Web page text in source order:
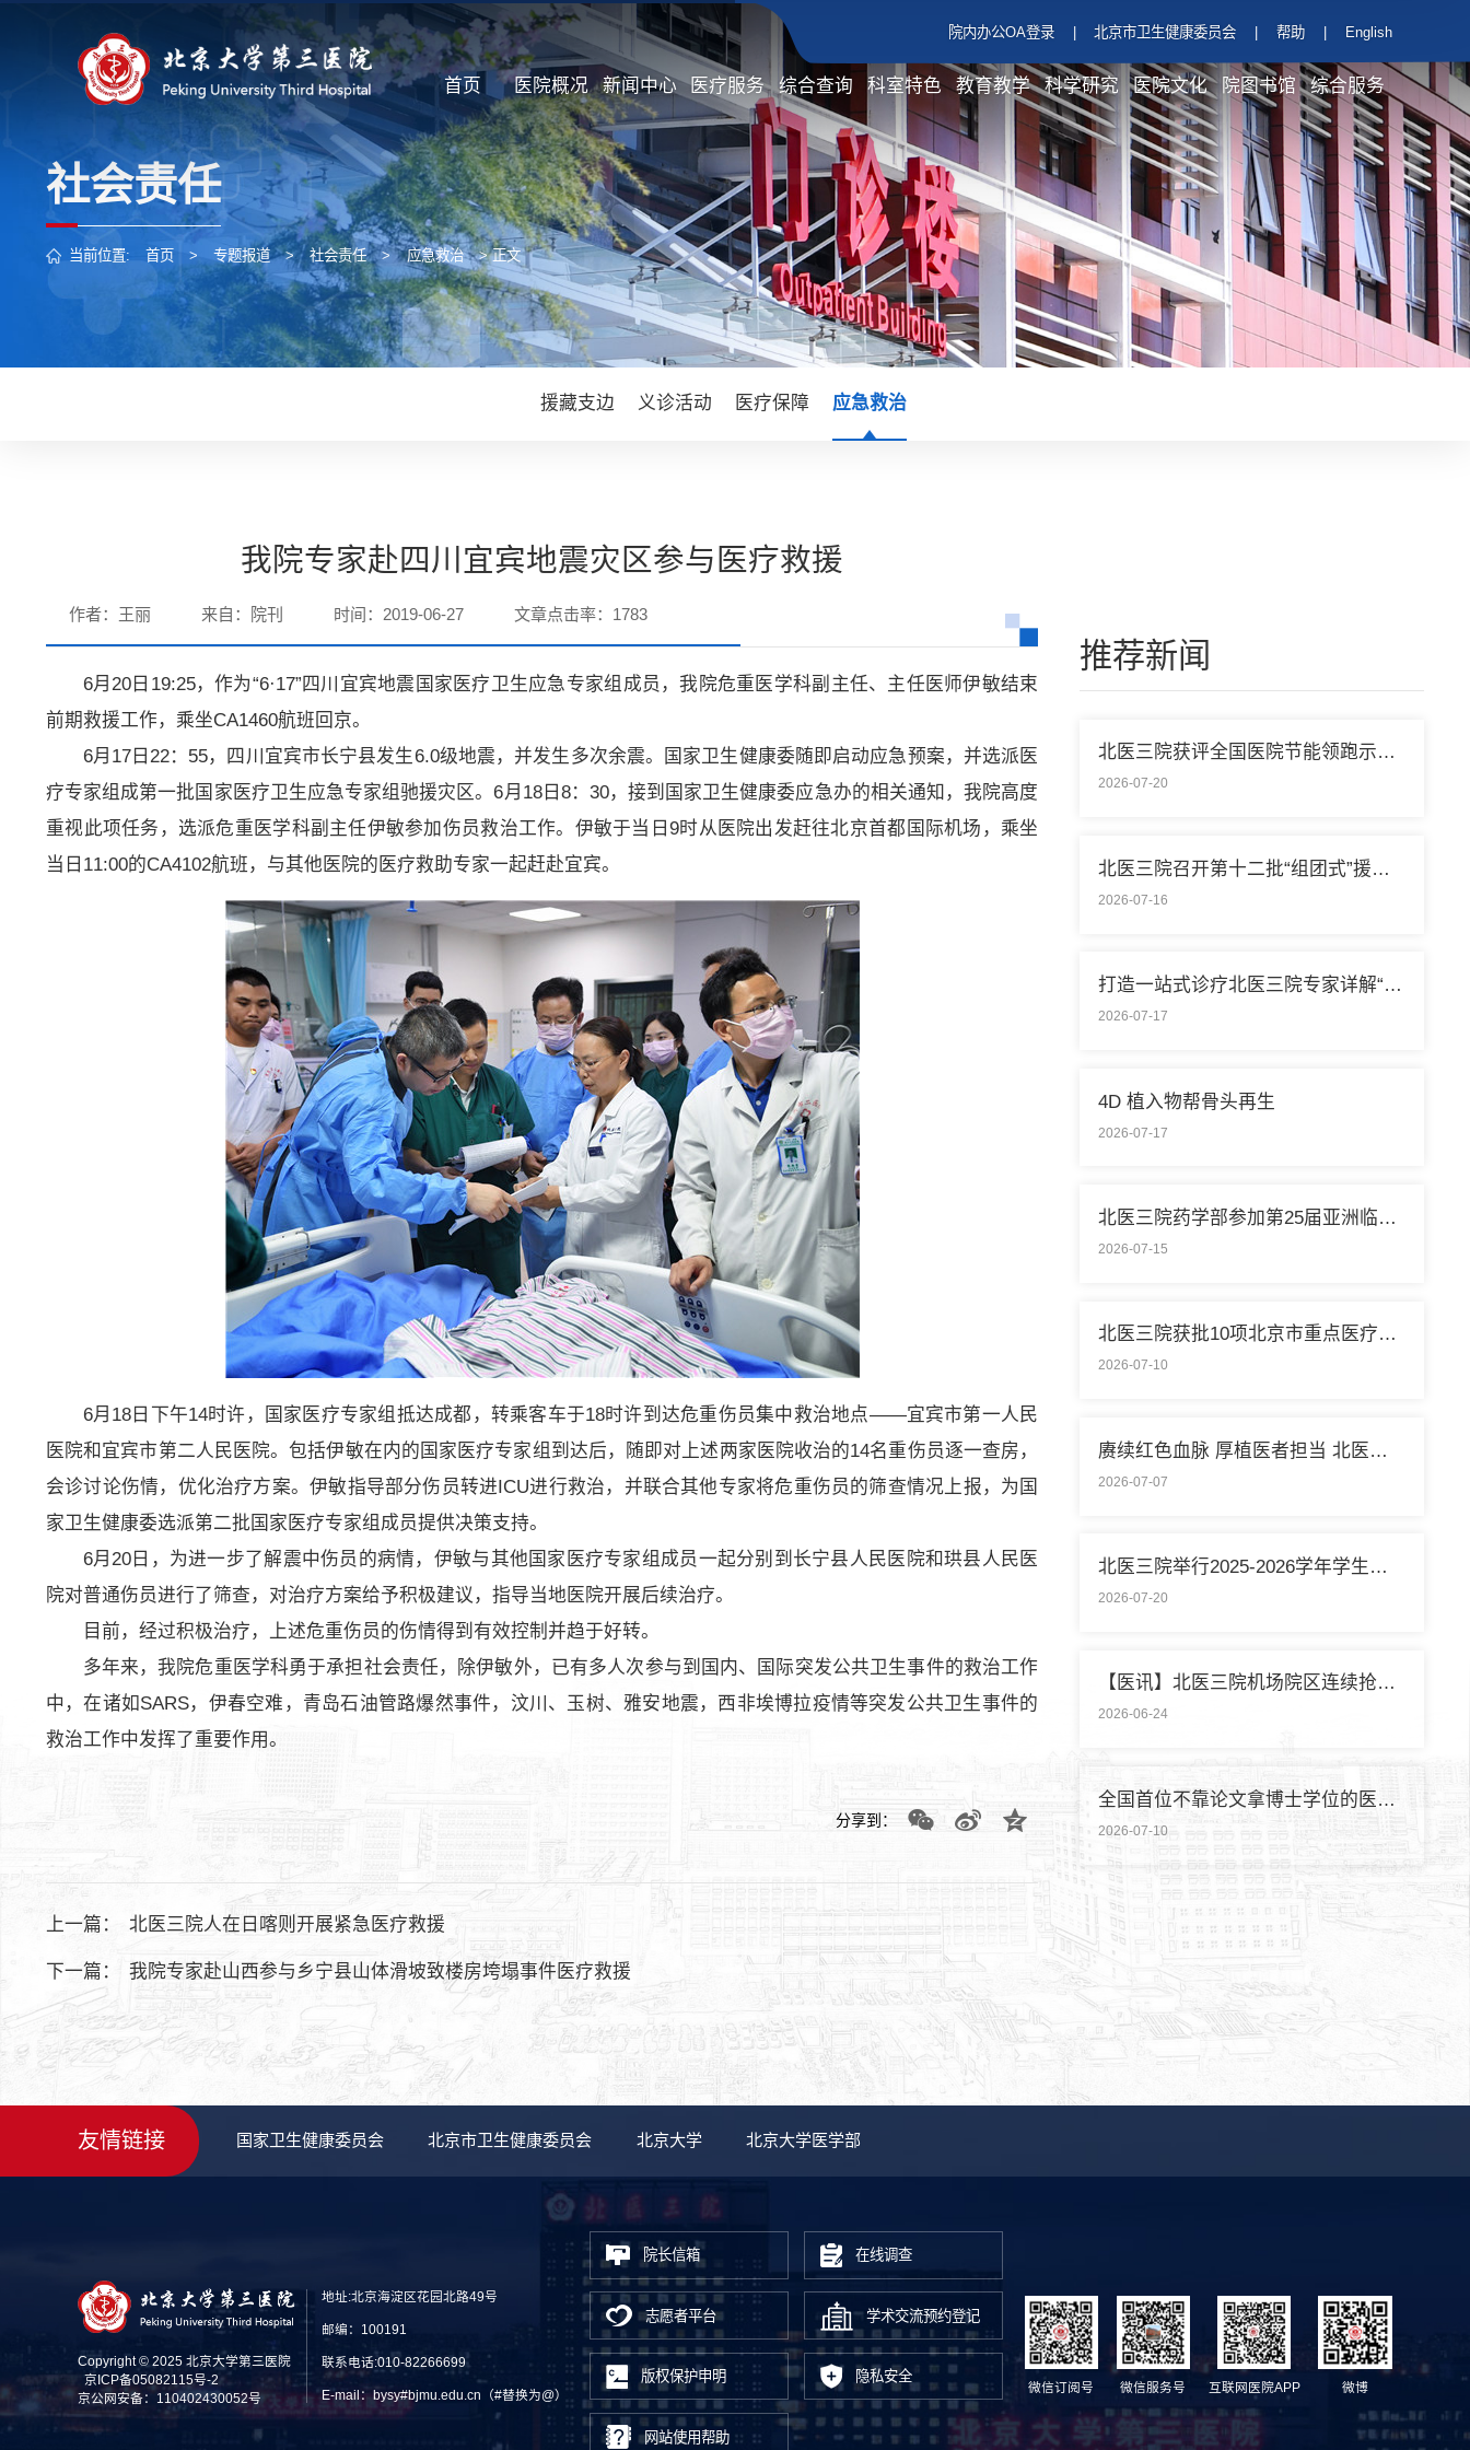
院内办公OA登录 北京市卫生健康委员会 帮助 English
首页 医院概况 新闻中心 医疗服务 综合查询 科室特色 教育教学 科学研究 医院文化 院图书馆 综合服务
社会责任
当前位置: 首页 > 专题报道 > 社会责任 > 应急救治 > 正文
援藏支边 义诊活动 医疗保障 应急救治
我院专家赴四川宜宾地震灾区参与医疗救援
作者：王丽 来自：院刊 时间：2019-06-27 文章点击率： 1783
6月20日19:25，作为“6·17”四川宜宾地震国家医疗卫生应急专家组成员，我院危重医学科副主任、主任医师伊敏结束
前期救援工作，乘坐CA1460航班回京。
6月17日22：55，四川宜宾市长宁县发生6.0级地震，并发生多次余震。国家卫生健康委随即启动应急预案，并选派医
疗专家组成第一批国家医疗卫生应急专家组驰援灾区。6月18日8：30，接到国家卫生健康委应急办的相关通知，我院高度
重视此项任务，选派危重医学科副主任伊敏参加伤员救治工作。伊敏于当日9时从医院出发赶往北京首都国际机场，乘坐
当日11:00的CA4102航班，与其他医院的医疗救助专家一起赶赴宜宾。
6月18日下午14时许，国家医疗专家组抵达成都，转乘客车于18时许到达危重伤员集中救治地点——宜宾市第一人民
医院和宜宾市第二人民医院。包括伊敏在内的国家医疗专家组到达后，随即对上述两家医院收治的14名重伤员逐一查房，
会诊讨论伤情，优化治疗方案。伊敏指导部分伤员转进ICU进行救治，并联合其他专家将危重伤员的筛查情况上报，为国
家卫生健康委选派第二批国家医疗专家组成员提供决策支持。
6月20日，为进一步了解震中伤员的病情，伊敏与其他国家医疗专家组成员一起分别到长宁县人民医院和珙县人民医
院对普通伤员进行了筛查，对治疗方案给予积极建议，指导当地医院开展后续治疗。
目前，经过积极治疗，上述危重伤员的伤情得到有效控制并趋于好转。
多年来，我院危重医学科勇于承担社会责任，除伊敏外，已有多人次参与到国内、国际突发公共卫生事件的救治工作
中，在诸如SARS，伊春空难，青岛石油管路爆然事件，汶川、玉树、雅安地震，西非埃博拉疫情等突发公共卫生事件的
救治工作中发挥了重要作用。
分享到：
上一篇： 北医三院人在日喀则开展紧急医疗救援
下一篇： 我院专家赴山西参与乡宁县山体滑坡致楼房垮塌事件医疗救援
推荐新闻
北医三院获评全国医院节能领跑示范单位称号
2026-07-20
北医三院召开第十二批“组团式”援藏医疗队欢送会
2026-07-16
打造一站式诊疗北医三院专家详解“控糖”新模式
2026-07-17
4D 植入物帮骨头再生
2026-07-17
北医三院药学部参加第25届亚洲临床药学大会
2026-07-15
北医三院获批10项北京市重点医疗技术临床应用培训基地
2026-07-10
赓续红色血脉 厚植医者担当 北医三院开展庆祝中国共产党成立105周年系列活动
2026-07-07
北医三院举行2025-2026学年学生暑期社会实践启动仪式
2026-07-20
【医讯】北医三院机场院区连续抢救两名致死性肺栓塞外籍旅客
2026-06-24
全国首位不靠论文拿博士学位的医学领域研究生通过答辩
2026-07-10
友情链接 国家卫生健康委员会 北京市卫生健康委员会 北京大学 北京大学医学部
Copyright © 2025 北京大学第三医院
京ICP备05082115号-2
京公网安备：110402430052号
地址:北京海淀区花园北路49号
邮编：100191
联系电话:010-82266699
E-mail：bysy#bjmu.edu.cn（#替换为@）
院长信箱 在线调查
志愿者平台 学术交流预约登记
版权保护申明 隐私安全
网站使用帮助
微信订阅号 微信服务号 互联网医院APP 微博